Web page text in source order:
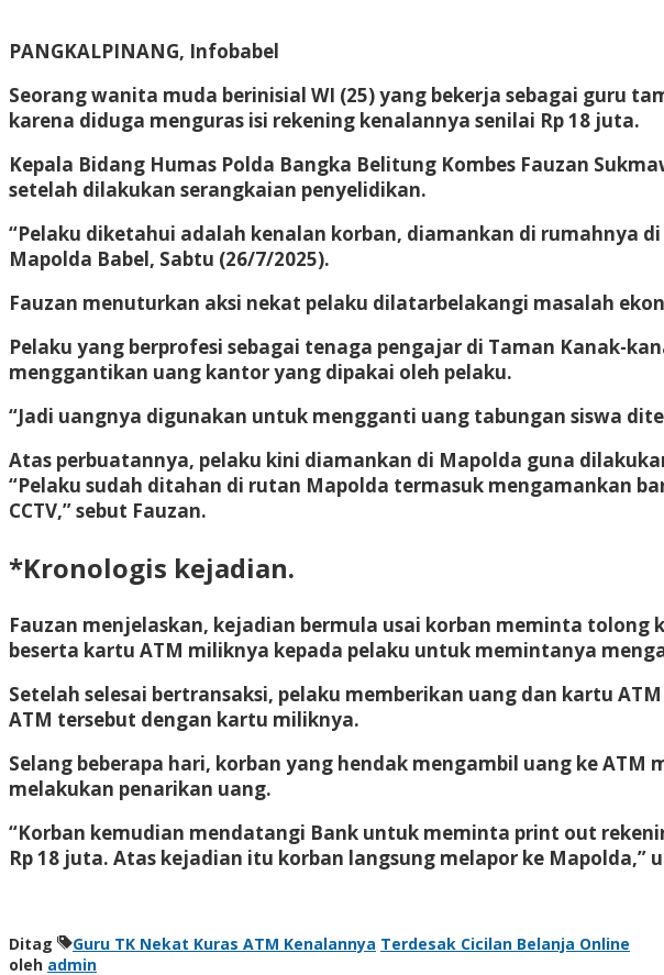
PANGKALPINANG, Infobabel
Seorang wanita muda berinisial WI (25) yang bekerja sebagai guru
karena diduga menguras isi rekening kenalannya senilai Rp 18 juta.
Kepala Bidang Humas Polda Bangka Belitung Kombes Fauzan
setelah dilakukan serangkaian penyelidikan.
“Pelaku diketahui adalah kenalan korban, diamankan di rumahnya
Mapolda Babel, Sabtu (26/7/2025).
Fauzan menuturkan aksi nekat pelaku dilatarbelakangi masalah
Pelaku yang berprofesi sebagai tenaga pengajar di Taman Kanak-
menggantikan uang kantor yang dipakai oleh pelaku.
“Jadi uangnya digunakan untuk mengganti uang tabungan siswa
Atas perbuatannya, pelaku kini diamankan di Mapolda guna
“Pelaku sudah ditahan di rutan Mapolda termasuk mengamankan
CCTV,” sebut Fauzan.
*Kronologis kejadian.
Fauzan menjelaskan, kejadian bermula usai korban meminta
beserta kartu ATM miliknya kepada pelaku untuk memintanya
Setelah selesai bertransaksi, pelaku memberikan uang dan kartu
ATM tersebut dengan kartu miliknya.
Selang beberapa hari, korban yang hendak mengambil uang ke
melakukan penarikan uang.
“Korban kemudian mendatangi Bank untuk meminta print out
Rp 18 juta. Atas kejadian itu korban langsung melapor ke Mapolda,”
Ditag Guru TK Nekat Kuras ATM Kenalannya Terdesak Cicilan Belanja Online
oleh admin